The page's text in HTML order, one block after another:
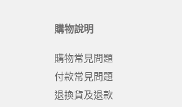
購物說明
購物常見問題
付款常見問題
退換貨及退款